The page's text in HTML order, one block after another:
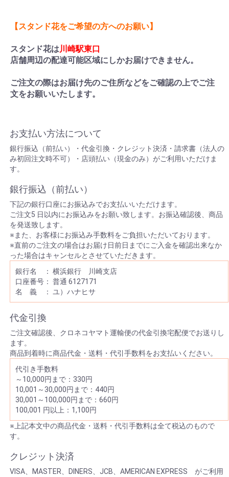
【スタンド花をご希望の方へのお願い】
スタンド花は川崎駅東口
店舗周辺の配達可能区域にしかお届けできません。
ご注文の際はお届け先のご住所などをご確認の上でご注
文をお願いいたします。
お支払い方法について
銀行振込（前払い）・代金引換・クレジット決済・請求書（法人の
み初回注文時不可）・店頭払い（現金のみ）がご利用いただけま
す。
銀行振込（前払い）
下記の銀行口座にお振込みでお支払いいただけます。
ご注文5 日以内にお振込みをお願い致します。お振込確認後、商品
を発送致します。
※また、お客様にお振込み手数料をご負担いただいております。
※直前のご注文の場合はお届け日前日までにご入金を確認出来なか
った場合はキャンセルとさせていただきます。
銀行名 ： 横浜銀行 川崎支店
口座番号： 普通 6127171
名 義 ： ユ）ハナヒサ
代金引換
ご注文確認後、クロネコヤマト運輸便の代金引換宅配便でお送りし
ます。
商品到着時に商品代金・送料・代引手数料をお支払いください。
代引き手数料
～10,000円まで：330円
10,001～30,000円まで：440円
30,001～100,000円まで：660円
100,001 円以上：1,100円
※上記本文中の商品代金・送料・代引手数料は全て税込のもので
す。
クレジット決済
VISA、MASTER、DINERS、JCB、AMERICAN EXPRESS がご利用